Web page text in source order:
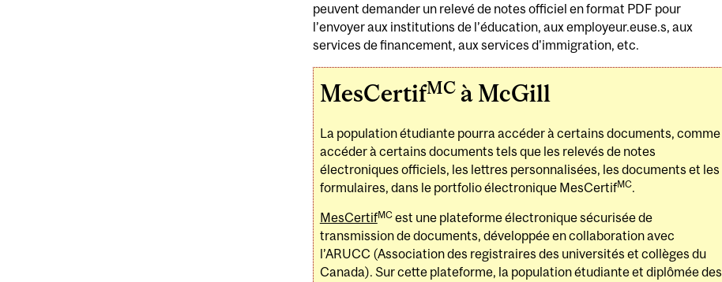
peuvent demander un relevé de notes officiel en format PDF pour
l’envoyer aux institutions de l’éducation, aux employeur.euse.s, aux
services de financement, aux services d'immigration, etc.
MesCertifMCà McGill
La population étudiante pourra accéder à certains documents, comme
accéder à certains documents tels que les relevés de notes
électroniques officiels, les lettres personnalisées, les documents et les
formulaires, dans le portfolio électronique MesCertifMC.
MesCertifMCest une plateforme électronique sécurisée de
transmission de documents, développée en collaboration avec
l’ARUCC (Association des registraires des universités et collèges du
Canada). Sur cette plateforme, la population étudiante et diplômée des